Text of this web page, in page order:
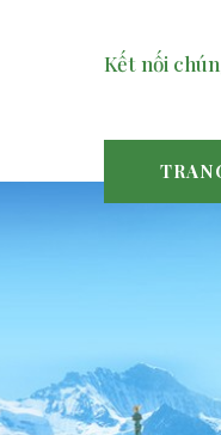
Kết nối